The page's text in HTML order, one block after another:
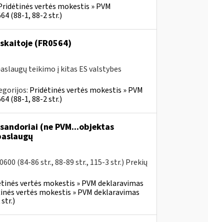
vertės mokestis » PVM
(88-1, 88-2 str.)
(FR0564)
teikimo į kitas ES valstybes
Pridėtinės vertės mokestis » PVM
(88-1, 88-2 str.)
(ne PVM...objektas
(84-86 str., 88-89 str., 115-3 str.) Prekių
vertės mokestis » PVM deklaravimas
vertės mokestis » PVM deklaravimas